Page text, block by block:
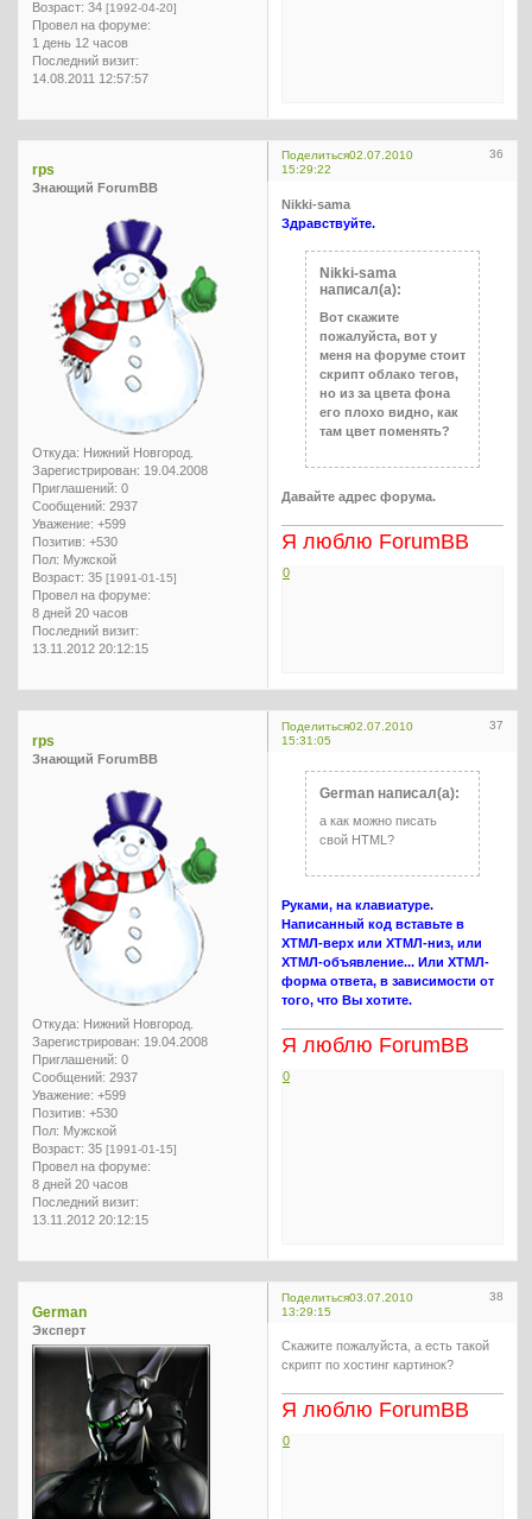
Возраст: 34 [1992-04-20]
Провел на форуме:
1 день 12 часов
Последний визит:
14.08.2011 12:57:57
Поделиться 36
02.07.2010
15:29:22
rps
Знающий ForumBB
Откуда: Нижний Новгород.
Зарегистрирован: 19.04.2008
Приглашений: 0
Сообщений: 2937
Уважение: +599
Позитив: +530
Пол: Мужской
Возраст: 35 [1991-01-15]
Провел на форуме:
8 дней 20 часов
Последний визит:
13.11.2012 20:12:15
Nikki-sama
Здравствуйте.
Nikki-sama
написал(а):
Вот скажите
пожалуйста, вот у
меня на форуме стоит
скрипт облако тегов,
но из за цвета фона
его плохо видно, как
там цвет поменять?
Давайте адрес форума.
Я люблю ForumBB
0
Поделиться 37
02.07.2010
15:31:05
rps
Знающий ForumBB
Откуда: Нижний Новгород.
Зарегистрирован: 19.04.2008
Приглашений: 0
Сообщений: 2937
Уважение: +599
Позитив: +530
Пол: Мужской
Возраст: 35 [1991-01-15]
Провел на форуме:
8 дней 20 часов
Последний визит:
13.11.2012 20:12:15
German написал(а):
а как можно писать
свой HTML?
Руками, на клавиатуре.
Написанный код вставьте в
ХТМЛ-верх или ХТМЛ-низ, или
ХТМЛ-объявление... Или ХТМЛ-
форма ответа, в зависимости от
того, что Вы хотите.
Я люблю ForumBB
0
Поделиться 38
03.07.2010
13:29:15
German
Эксперт
Скажите пожалуйста, а есть такой
скрипт по хостинг картинок?
Я люблю ForumBB
0